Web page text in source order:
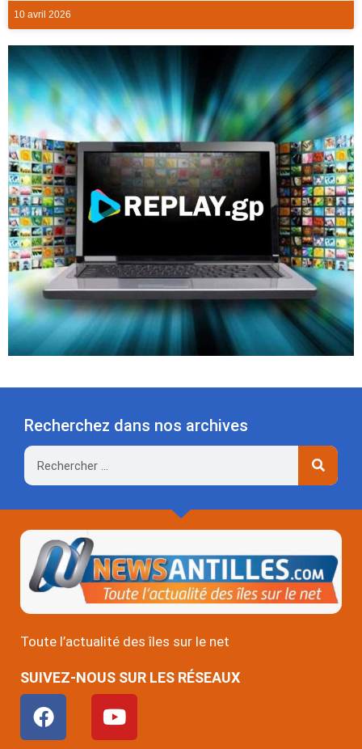
10 avril 2026
Recherchez dans nos archives
Rechercher
Toute l’actualité des îles sur le net
SUIVEZ-NOUS SUR LES RÉSEAUX
F
a
Y
o